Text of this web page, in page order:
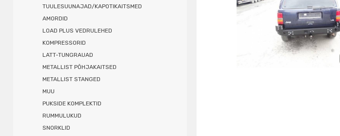
TUULESUUNAJAD/KAPOTIKAITSMED
AMORDID
LOAD PLUS VEDRULEHED
KOMPRESSORID
LATT-TUNGRAUAD
METALLIST PÕHJAKAITSED
METALLIST STANGED
MUU
PUKSIDE KOMPLEKTID
RUMMULUKUD
SNORKLID